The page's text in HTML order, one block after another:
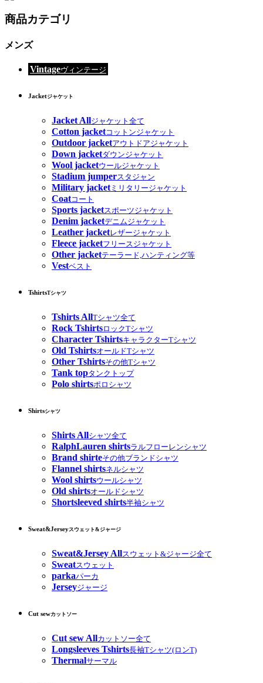
商品カテゴリ
メンズ
Vintageヴィンテージ
Jacketジャケット
Jacket Allジャケット全て
Cotton jacketコットンジャケット
Outdoor jacketアウトドアジャケット
Down jacketダウンジャケット
Wool jacketウールジャケット
Stadium jumperスタジャン
Military jacketミリタリージャケット
Coatコート
Sports jacketスポーツジャケット
Denim jacketデニムジャケット
Leather jacketレザージャケット
Fleece jacketフリースジャケット
Other jacketテーラード,ハンティング等
Vestベスト
TshirtsTシャツ
Tshirts AllTシャツ全て
Rock TshirtsロックTシャツ
Character TshirtsキャラクターTシャツ
Old TshirtsオールドTシャツ
Other Tshirtsその他Tシャツ
Tank topタンクトップ
Polo shirtsポロシャツ
Shirtsシャツ
Shirts Allシャツ全て
RalphLauren shirtsラルフローレンシャツ
Brand shirteその他ブランドシャツ
Flannel shirtsネルシャツ
Wool shirtsウールシャツ
Old shirtsオールドシャツ
Shortsleeved shirts半袖シャツ
Sweat&Jerseyスウェット&ジャージ
Sweat&Jersey Allスウェット&ジャージ全て
Sweatスウェット
parkaパーカ
Jerseyジャージ
Cut sewカットソー
Cut sew Allカットソー全て
Longsleeves Tshirts長袖Tシャツ(ロンT)
Thermalサーマル